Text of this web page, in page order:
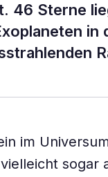
46 Sterne
in
im
sogar